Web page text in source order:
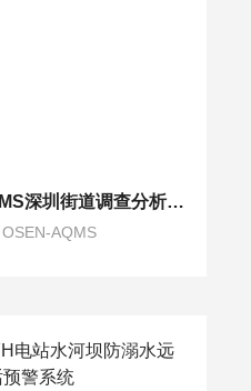
OSEN-AQMS深圳街道调查分析车载式扬尘噪声监控系统
OSEN-AQMS